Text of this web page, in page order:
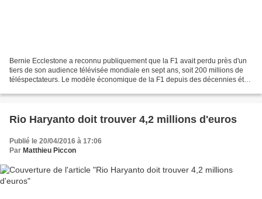
Bernie Ecclestone a reconnu publiquement que la F1 avait perdu près d'un
tiers de son audience télévisée mondiale en sept ans, soit 200 millions de
téléspectateurs. Le modèle économique de la F1 depuis des décennies était
Rio Haryanto doit trouver 4,2 millions d'euros
Publié le 20/04/2016 à 17:06
Par Matthieu Piccon